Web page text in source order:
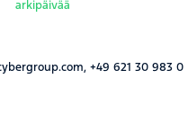
arkipäivää
+49 621 30 983 0